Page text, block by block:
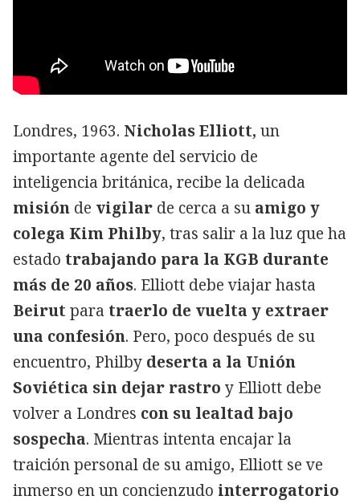
Londres, 1963. Nicholas Elliott, un
importante agente del servicio de
inteligencia británica, recibe la delicada
misión de vigilar de cerca a su amigo y
colega Kim Philby, tras salir a la luz que ha
estado trabajando para la KGB durante
más de 20 años. Elliott debe viajar hasta
Beirut para traerlo de vuelta y extraer
una confesión. Pero, poco después de su
encuentro, Philby deserta a la Unión
Soviética sin dejar rastro y Elliott debe
volver a Londres con su lealtad bajo
sospecha. Mientras intenta encajar la
traición personal de su amigo, Elliott se ve
inmerso en un concienzudo interrogatorio